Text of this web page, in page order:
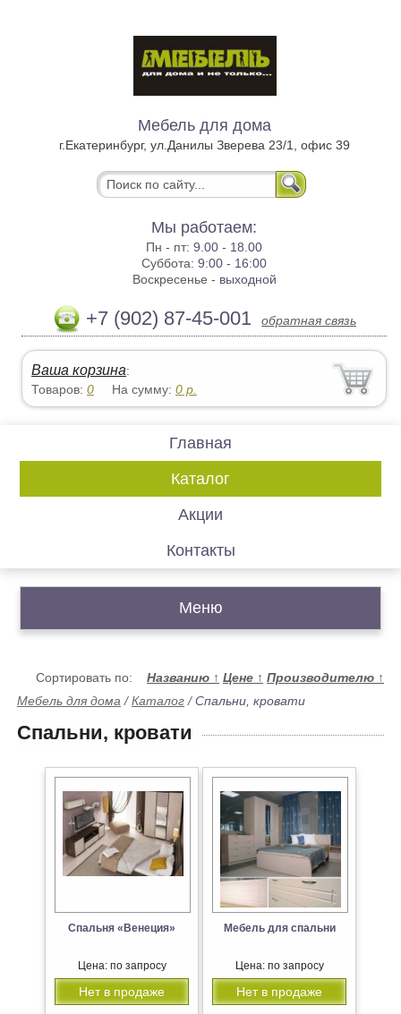
Мебель для дома
г.Екатеринбург, ул.Данилы Зверева 23/1, офис 39
Мы работаем:
Пн - пт:9.00 - 18.00
Суббота:9:00 - 16:00
Воскресенье - выходной
+7 (902) 87-45-001 обратная связь
Ваша корзина:
Товаров:0 На сумму:0 р.
Главная
Каталог
Акции
Контакты
Меню
Сортировать по: Названию ↑ Цене ↑ Производителю ↑
Мебель для дома /Каталог /Спальни, кровати
Спальни, кровати
Спальня «Венеция»
Цена: по запросу
Нет в продаже
Мебель для спальни
Цена: по запросу
Нет в продаже